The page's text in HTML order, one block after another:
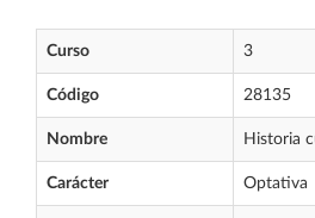
Curso 3
Código 28135
Nombre Historia
Carácter Optativa